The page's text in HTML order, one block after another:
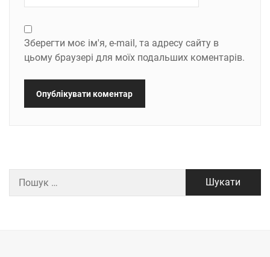
Зберегти моє ім'я, e-mail, та адресу сайту в
цьому браузері для моїх подальших коментарів.